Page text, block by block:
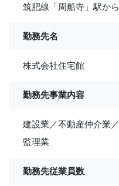
筑肥線「周船寺」駅か
勤務先名
株式会社住宅館
勤務先事業内容
建設業／不動産仲介業
監理業
勤務先従業員数